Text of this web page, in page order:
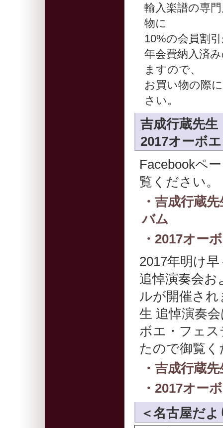
輸入楽譜の専
物に
10%の会員割
年会費納入済
ますので、
お買い物の際
さい。
吉成行蔵先生
2017オーボ
Facebookペ
覧ください。
・吉成行蔵
バム
・2017オー
2017年明け
追悼演奏会お
ルが開催さ
生 追悼演奏
ボエ・フェ
たので御覧く
・吉成行蔵
・2017オー
＜名古屋だ